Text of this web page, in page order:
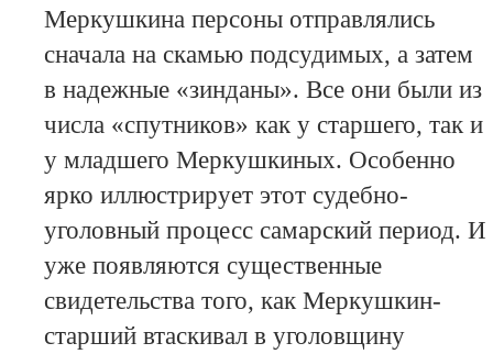
Меркушкина персоны отправлялись
сначала на скамью подсудимых, а затем
в надежные «зинданы». Все они были из
числа «спутников» как у старшего, так и
у младшего Меркушкиных. Особенно
ярко иллюстрирует этот судебно-
уголовный процесс самарский период. И
уже появляются существенные
свидетельства того, как Меркушкин-
старший втаскивал в уголовщину